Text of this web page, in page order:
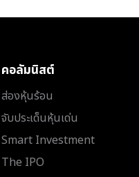
คอลัมนิสต์
ส่องหุ้นร้อน
จับประเด็นหุ้นเด่น
Smart Investment
The IPO